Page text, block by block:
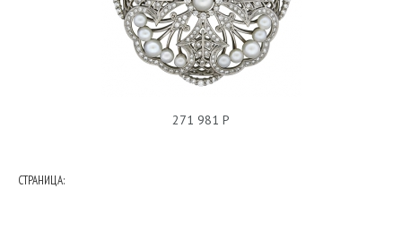
271 981 Р
СТРАНИЦА: